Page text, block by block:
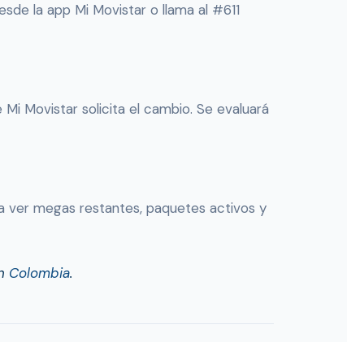
la app Mi Movistar o llama al #611
Movistar solicita el cambio. Se evaluará
ver megas restantes, paquetes activos y
Colombia.